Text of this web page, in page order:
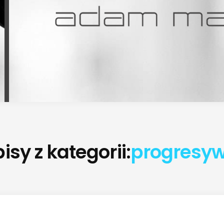
z kategorii: